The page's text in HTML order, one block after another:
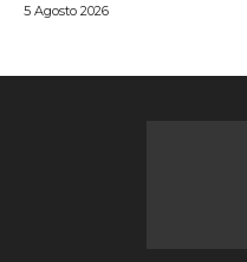
5 Agosto 2026